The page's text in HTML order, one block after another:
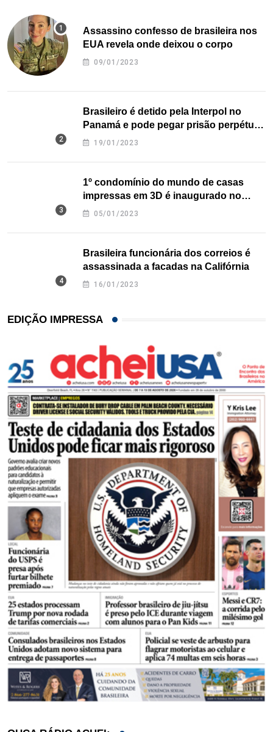
Assassino confesso de brasileira nos
EUA revela onde deixou o corpo
09/01/2023
Brasileiro é detido pela Interpol no
Panamá e pode pegar prisão perpétua
nos EUA
19/01/2023
1º condomínio do mundo de casas
impressas em 3D é inaugurado no
Texas
05/01/2023
Brasileira funcionária dos correios é
assassinada a facadas na Califórnia
16/01/2023
EDIÇÃO IMPRESSA